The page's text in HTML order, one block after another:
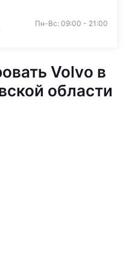
Пн-Вс: 09:00 - 21:00
Volvo в
области